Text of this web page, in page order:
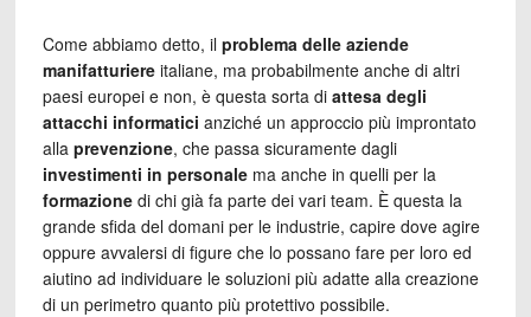
Come abbiamo detto, il problema delle aziende
manifatturiereitaliane, ma probabilmente anche di altri
paesi europei e non, è questa sorta di attesa degli
attacchi informatici anziché un approccio più improntato
alla prevenzione, che passa sicuramente dagli
investimenti in personalema anche in quelli per la
formazionedi chi già fa parte dei vari team. È questa la
grande sfida del domani per le industrie, capire dove agire
oppure avvalersi di figure che lo possano fare per loro ed
aiutino ad individuare le soluzioni più adatte alla creazione
di un perimetro quanto più protettivo possibile.